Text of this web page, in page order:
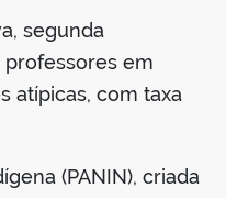
segunda
em
atípicas, com taxa
(PANIN), criada